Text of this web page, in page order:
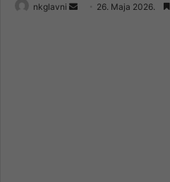
nkglavni
Send 26. Maja 2026.